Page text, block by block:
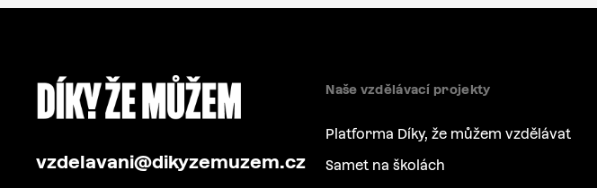
vzdelavani@dikyzemuzem.cz
Naše vzdělávací projekty
Platforma Díky, že můžem vzdělávat
Samet na školách